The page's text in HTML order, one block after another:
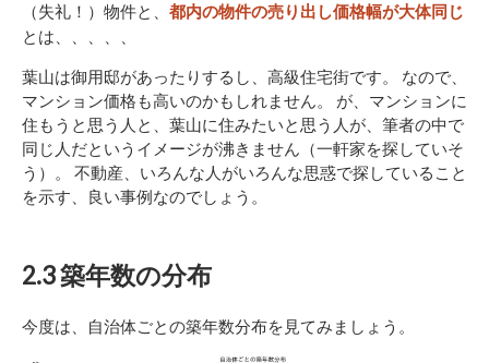
（失礼！）物件と、 都内の物件の売り出し価格幅が大体同じ
とは、、、、、
葉山は御用邸があったりするし、高級住宅街です。 なので、
マンション価格も高いのかもしれません。 が、マンションに
住もうと思う人と、葉山に住みたいと思う人が、筆者の中で
同じ人だというイメージが沸きません（一軒家を探していそ
う）。 不動産、いろんな人がいろんな思惑で探していること
を示す、良い事例なのでしょう。
2.3 築年数の分布
今度は、自治体ごとの築年数分布を見てみましょう。